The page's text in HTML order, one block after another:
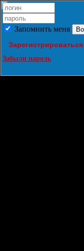
Запомнить меня
Зарегистрироваться
Забыли пароль